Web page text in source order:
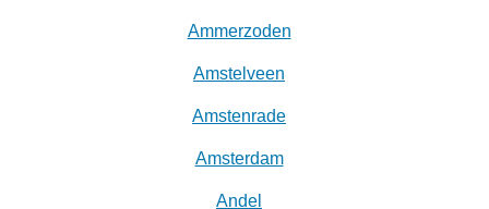
Ammerzoden
Amstelveen
Amstenrade
Amsterdam
Andel